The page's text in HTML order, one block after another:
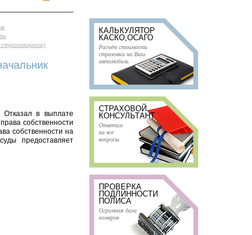
Отказал в выплате
собственности
собственности на
предоставляет
КАЛЬКУЛЯТОР
КАСКО,ОСАГО
Расчёт стоимости
страховки на Ваш
автомобиль
СТРАХОВОЙ
КОНСУЛЬТАНТ
Ответим
на все
вопросы
ПРОВЕРКА
ПОДЛИННОСТИ
ПОЛИСА
Огромная база
номеров